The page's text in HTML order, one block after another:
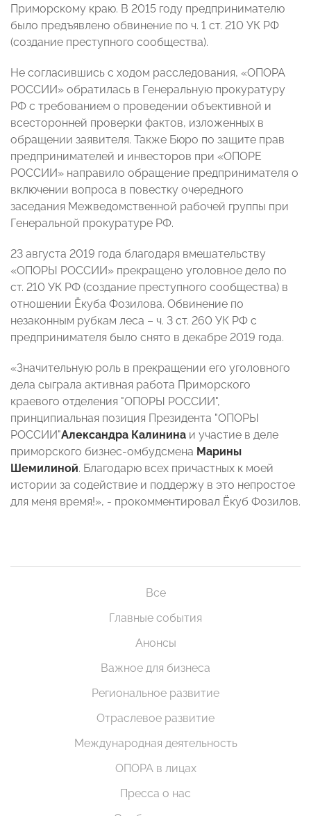
Приморскому краю. В 2015 году предпринимателю
было предъявлено обвинение по ч. 1 ст. 210 УК РФ
(создание преступного сообщества).
Не согласившись с ходом расследования, «ОПОРА
РОССИИ» обратилась в Генеральную прокуратуру
РФ с требованием о проведении объективной и
всесторонней проверки фактов, изложенных в
обращении заявителя. Также Бюро по защите прав
предпринимателей и инвесторов при «ОПОРЕ
РОССИИ» направило обращение предпринимателя о
включении вопроса в повестку очередного
заседания Межведомственной рабочей группы при
Генеральной прокуратуре РФ.
23 августа 2019 года благодаря вмешательству
«ОПОРЫ РОССИИ» прекращено уголовное дело по
ст. 210 УК РФ (создание преступного сообщества) в
отношении Ёкуба Фозилова. Обвинение по
незаконным рубкам леса – ч. 3 ст. 260 УК РФ с
предпринимателя было снято в декабре 2019 года.
«Значительную роль в прекращении его уголовного
дела сыграла активная работа Приморского
краевого отделения "ОПОРЫ РОССИИ",
принципиальная позиция Президента "ОПОРЫ
РОССИИ"Александра Калинина и участие в деле
приморского бизнес-омбудсмена Марины
Шемилиной. Благодарю всех причастных к моей
истории за содействие и поддержу в это непростое
для меня время!», - прокомментировал Ёкуб Фозилов.
Все
Главные события
Анонсы
Важное для бизнеса
Региональное развитие
Отраслевое развитие
Международная деятельность
ОПОРА в лицах
Пресса о нас